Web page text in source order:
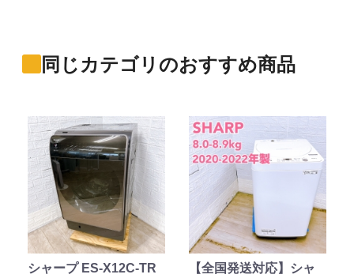
同じカテゴリのおすすめ商品
シャープ ES-X12C-TR
【全国発送対応】シャ